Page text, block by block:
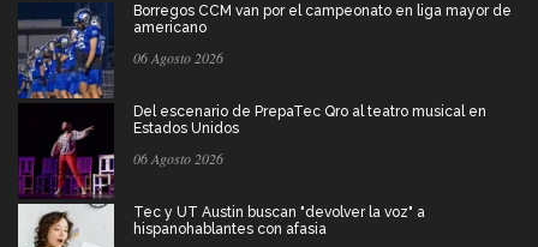
Borregos CCM van por el campeonato en liga mayor de
americano
06 Agosto 2026
Del escenario de PrepaTec Qro al teatro musical en
Estados Unidos
06 Agosto 2026
Tec y UT Austin buscan "devolver la voz" a
hispanohablantes con afasia